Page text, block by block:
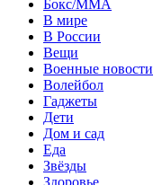
Бокс/MMA
В мире
В России
Вещи
Военные новости
Волейбол
Гаджеты
Дети
Дом и сад
Еда
Звёзды